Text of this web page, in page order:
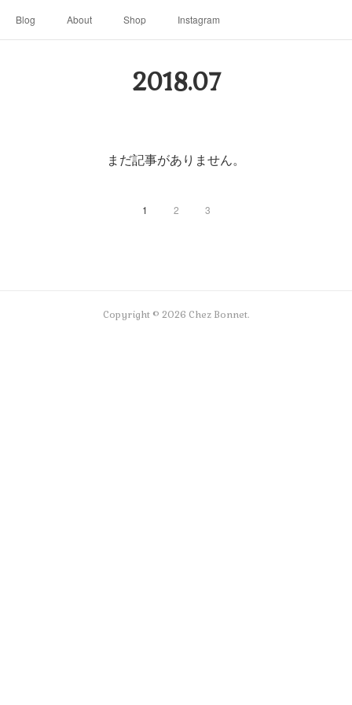
Blog About Shop Instagram
2018.07
まだ記事がありません。
1 2 3
Copyright © 2026 Chez Bonnet.